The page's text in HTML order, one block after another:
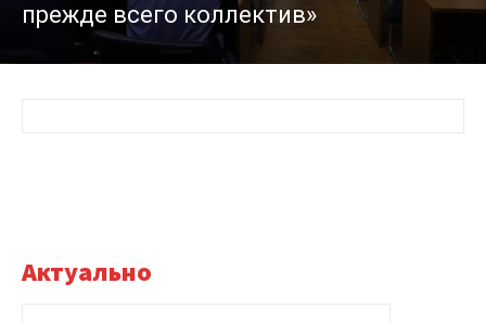
прежде всего коллектив»
Актуально